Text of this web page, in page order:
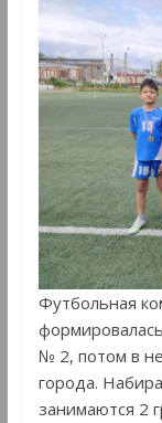
Футбольная
№ 2, потом в
города.
занимаются 2